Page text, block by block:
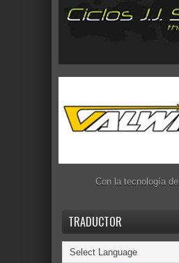
Con la tecnología de
TRADUCTOR